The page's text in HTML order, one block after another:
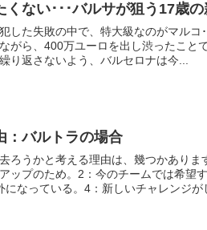
くない･･･バルサが狙う17歳
した失敗の中で、特大級なのがマルコ
がら、400万ユーロを出し渋ったこと
り返さないよう、バルセロナは今...
：バルトラの場合
ろうかと考える理由は、幾つかありま
ップのため。2：今のチームでは希望
なっている。4：新しいチャレンジが
などなど。今夏バルサを離れる選手で